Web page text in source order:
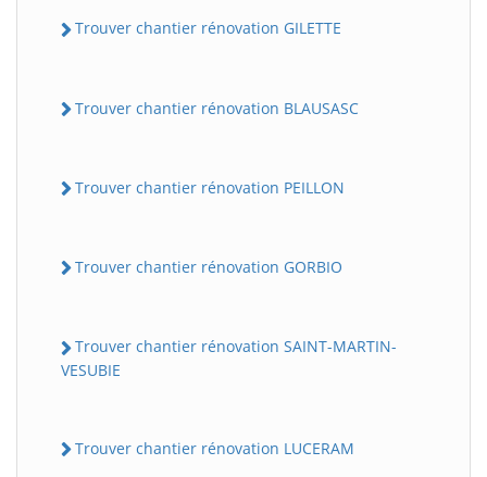
Trouver chantier rénovation GILETTE
Trouver chantier rénovation BLAUSASC
Trouver chantier rénovation PEILLON
Trouver chantier rénovation GORBIO
Trouver chantier rénovation SAINT-MARTIN-
VESUBIE
Trouver chantier rénovation LUCERAM